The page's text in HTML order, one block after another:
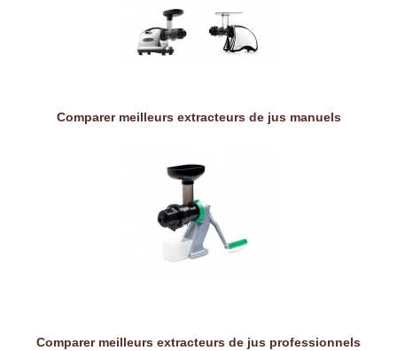
Comparer meilleurs extracteurs de jus manuels
Comparer meilleurs extracteurs de jus professionnels